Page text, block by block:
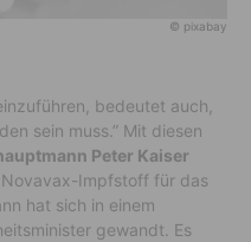
© pixabay
bedeutet auch,
sein muss.” Mit diesen
Peter Kaiser
Impfstoff für das
hat sich in einem
gewandt. Es